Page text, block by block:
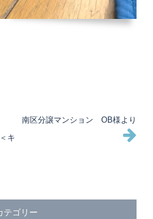
キ
次
南区分譲マンション OB様より
テゴリー